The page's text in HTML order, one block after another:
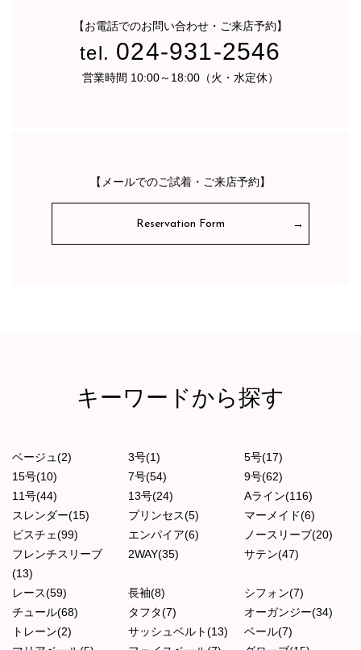
【お電話でのお問い合わせ・ご来店予約】
tel. 024-931-2546
営業時間 10:00～18:00（火・水定休）
【メールでのご試着・ご来店予約】
Reservation Form
キーワードから探す
ベージュ(2) 3号(1)
5号(17)
15号(10)
7号(54)
9号(62)
11号(44)
13号(24)
Aライン(116)
スレンダー(15)
プリンセス(5)
マーメイド(6)
ビスチェ(99)
エンパイア(6)
ノースリーブ(20)
フレンチスリーブ
(13)
2WAY(35) サテン(47)
レース(59) 長袖(8)
シフォン(7)
チュール(68)
タフタ(7)
オーガンジー(34)
トレーン(2)
サッシュベルト(13)
ベール(7)